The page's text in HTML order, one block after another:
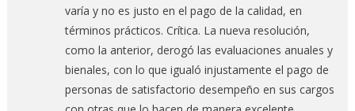
varía y no es justo en el pago de la calidad, en
términos prácticos. Crítica. La nueva resolución,
como la anterior, derogó las evaluaciones anuales y
bienales, con lo que igualó injustamente el pago de
personas de satisfactorio desempeño en sus cargos